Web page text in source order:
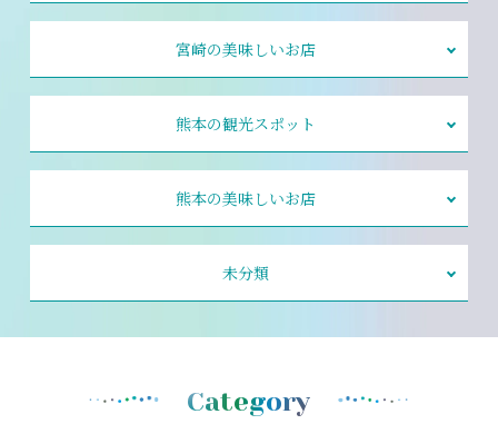
宮崎の美味しいお店
熊本の観光スポット
熊本の美味しいお店
未分類
Category